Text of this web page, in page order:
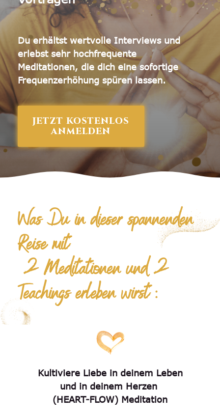
Akasha Chronik Lesung
Weitere Angebote
V.I.P. - Coaching
Du erhältst wertvolle Interviews und
erlebst sehr hochfrequente
Meditationen, die dich eine sofortige
Frequenzerhöhung spüren lassen.
JETZT KOSTENLOS
ANMELDEN
Was Du in dieser spannenden
Reise mit
2 Meditationen und 2
Teachings erleben wirst :
Kultiviere Liebe in deinem Leben
und in deinem Herzen
(HEART-FLOW) Meditation